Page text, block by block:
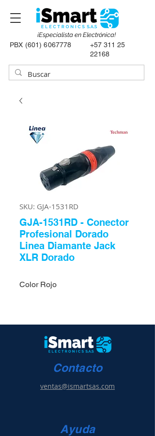
PBX (601) 6067778
+57 311 25
22168
¡Especialista en Electrónica!
SKU: GJA-1531RD
GJA-1531RD - Conector
Profesional Dorado
Linea Diamante Jack
XLR Dorado
Color Rojo
Contacto
ventas@ismartsas.com
Ayuda